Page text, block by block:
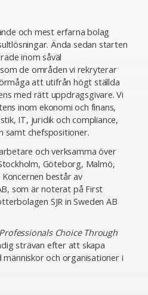
och mest erfarna bolag
Ända sedan starten
inom såväl
de områden vi rekryterar
att utifrån högt ställda
med rätt uppdragsgivare. Vi
inom ekonomi och finans,
IT, juridik och compliance,
samt chefspositioner.
och verksamma över
Göteborg, Malmö,
består av
som är noterat på First
SJR in Sweden AB
Professionals Choice Through
strävan efter att skapa
och organisationer i